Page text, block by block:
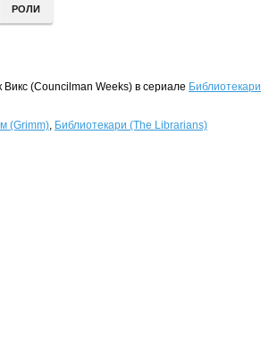
РОЛИ
(Councilman Weeks) в сериале Библиотекари
(Grimm), Библиотекари (The Librarians)